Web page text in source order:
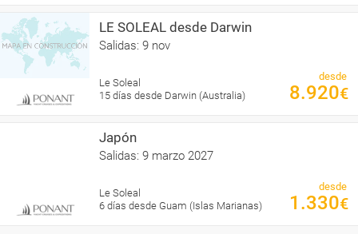
LE SOLEAL desde Darwin
Salidas: 9 nov
Le Soleal
15 días desde Darwin (Australia)
desde
8.920€
Japón
Salidas: 9 marzo 2027
Le Soleal
6 días desde Guam (Islas Marianas)
desde
1.330€